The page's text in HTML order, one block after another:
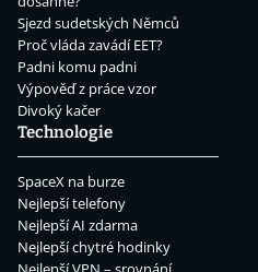
Sjezd sudetských Němců
Proč vláda zavádí EET?
Padni komu padni
Výpověď z práce vzor
Divoký kačer
Technologie
SpaceX na burze
Nejlepší telefony
Nejlepší AI zdarma
Nejlepší chytré hodinky